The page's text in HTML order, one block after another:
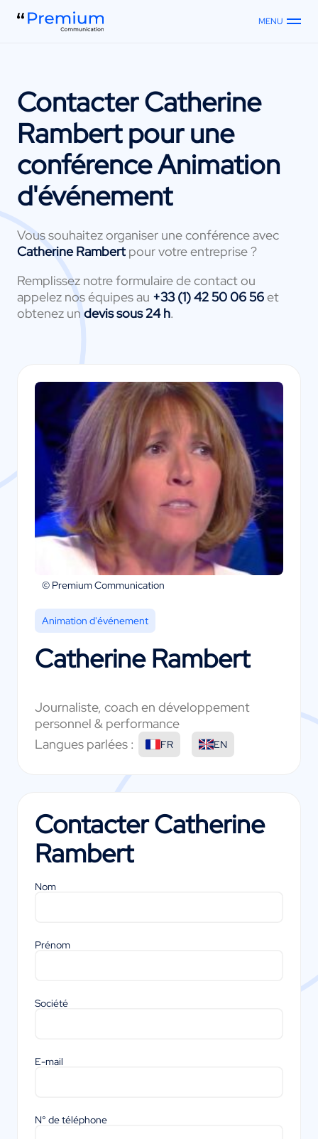
MENU
ContacterCatherine
Rambertpour une
conférence Animation
d'événement
Vous souhaitez organiser une conférence avec
Catherine Rambert pour votre entreprise ?
Remplissez notre formulaire de contact ou
appelez nos équipes au +33 (1) 42 50 06 56et
obtenez undevis sous 24 h.
© Premium Communication
Animation d'événement
Catherine Rambert
Journaliste, coach en développement
personnel & performance
Langues parlées :
FR EN
ContacterCatherine
Rambert
Nom
Prénom
Société
E-mail
N° de téléphone